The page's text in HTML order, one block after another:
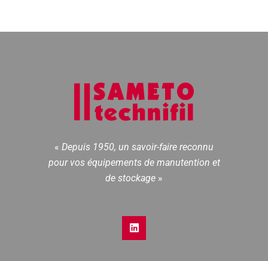
« Depuis 1950, un savoir-faire reconnu
pour vos équipements de manutention et
de stockage »